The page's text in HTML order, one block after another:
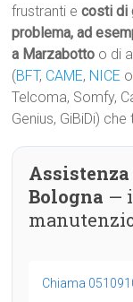
frustranti ecosti di
problema, ad
a Marzabotto o di
(BFT, CAME, NICE
Telcoma, Somfy,
Genius, GiBiDi)
Bologna —
Chiama